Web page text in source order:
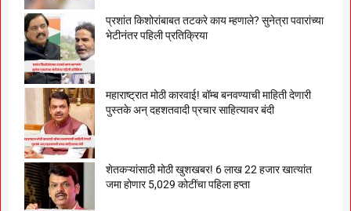
प्रशांत किशोरांबाबत तटकरे काय म्हणाले? सुनेत्रा पवारांच्या
भेटीनंतर पहिली प्रतिक्रिया
महाराष्ट्रात मोठी कारवाई! बॉम्ब बनवण्याची माहिती देणारी
पुस्तके अन् दहशतवादी प्रचार साहित्यावर बंदी
शेतकऱ्यांसाठी मोठी खुशखबर! 6 लाख 22 हजार खात्यांत
जमा होणार 5,029 कोटींचा पहिला हप्ता